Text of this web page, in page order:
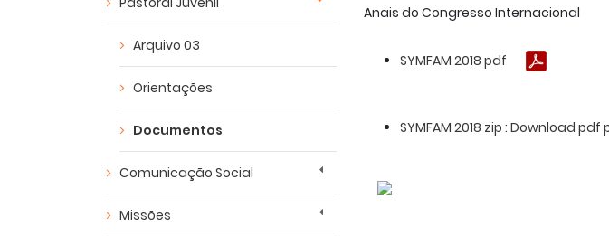
Arquivo 03
Orientações
Documentos
Comunicação Social
Missões
Anais do Congresso Internacional
SYMFAM 2018 pdf
SYMFAM 2018 zip : Download